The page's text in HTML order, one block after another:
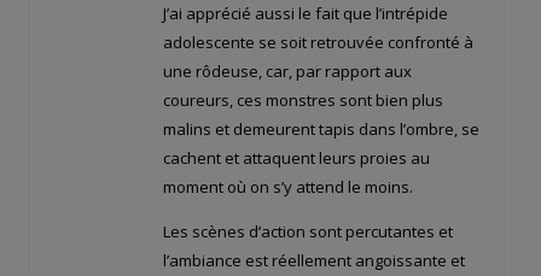
J’ai apprécié aussi le fait que l’intrépide
adolescente se soit retrouvée confronté à
une rôdeuse, car, par rapport aux
coureurs, ces monstres sont bien plus
malins et demeurent tapis dans l’ombre, se
cachent et attaquent leurs proies au
moment où on s’y attend le moins.
Les scènes d’action sont percutantes et
l’ambiance est réellement angoissante et